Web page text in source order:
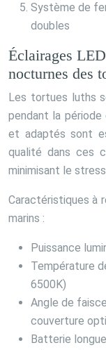
Système de
doubles
Éclairages
nocturnes des
Les tortues luths
pendant la période
et adaptés sont
qualité dans ces
minimisant le
Caractéristiques à
marins :
Puissance
Température
6500K)
Angle de
couverture
Batterie